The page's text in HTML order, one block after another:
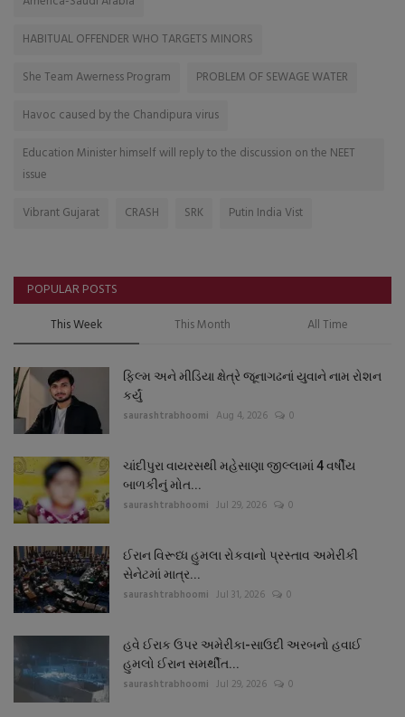
HABITUAL OFFENDER WHO TARGETS MINORS
She Team Awerness Program
PROBLEM OF SEWAGE WATER
Havoc caused by the Chandipura virus
Education Minister himself will reply to the discussion on the NEET
issue
Vibrant Gujarat
CRASH SRK Putin India Vist
POPULAR POSTS
This Week This Month All Time
ફિલ્મ અને મીડિયા ક્ષેત્રે જૂનાગઢનાં યુવાને નામ રોશન
કર્યું
saurashtrabhoomi Aug 4, 2026 0
ચાંદીપુરા વાયરસથી મહેસાણા જીલ્લામાં 4 વર્ષીય
બાળકીનું મોત...
saurashtrabhoomi Jul 29, 2026 0
ઈરાન વિરૂધ્ધ હુમલા રોકવાનો પ્રસ્તાવ અમેરીકી
સેનેટમાં માત્ર...
saurashtrabhoomi Jul 31, 2026 0
હવે ઈરાક ઉપર અમેરીકા-સાઉદી અરબનો હવાઈ
હુમલો ઈરાન સમર્થીત...
saurashtrabhoomi Jul 29, 2026 0